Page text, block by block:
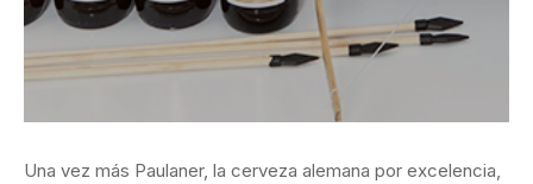
Una vez más Paulaner, la cerveza alemana por excelencia,